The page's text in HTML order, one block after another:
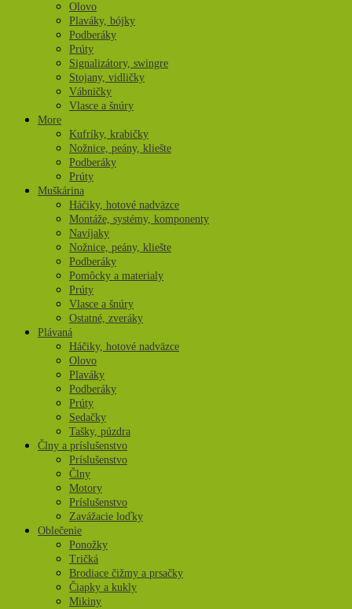
Olovo
Plaváky, bójky
Podberáky
Prúty
Signalizátory, swingre
Stojany, vidličky
Vábničky
Vlasce a šnúry
More
Kufríky, krabičky
Nožnice, peány, kliešte
Podberáky
Prúty
Muškárina
Háčiky, hotové nadväzce
Montáže, systémy, komponenty
Navíjaky
Nožnice, peány, kliešte
Podberáky
Pomôcky a materialy
Prúty
Vlasce a šnúry
Ostatné, zveráky
Plávaná
Háčiky, hotové nadväzce
Olovo
Plaváky
Podberáky
Prúty
Sedačky
Tašky, púzdra
Člny a príslušenstvo
Príslušenstvo
Člny
Motory
Príslušenstvo
Zavážacie loďky
Oblečenie
Ponožky
Tričká
Brodiace čižmy a prsačky
Čiapky a kukly
Mikiny